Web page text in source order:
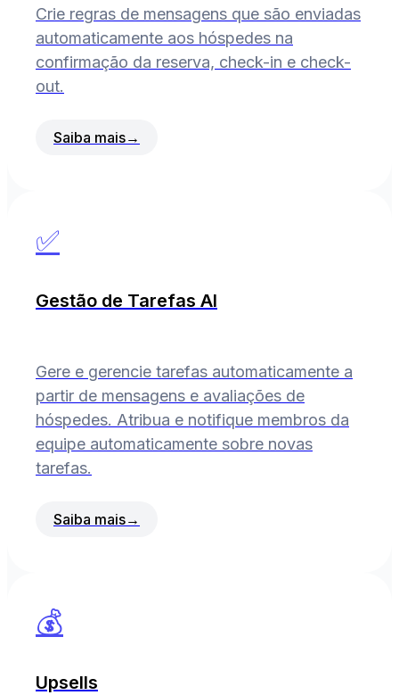
Crie regras de mensagens que são enviadas
automaticamente aos hóspedes na
confirmação da reserva, check-in e check-
out.
Saiba mais→
✅
Gestão de Tarefas AI
Gere e gerencie tarefas automaticamente a
partir de mensagens e avaliações de
hóspedes. Atribua e notifique membros da
equipe automaticamente sobre novas
tarefas.
Saiba mais→
💰
Upsells